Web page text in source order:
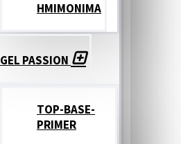
ΗΜΙΜΟΝΙΜΑ
GEL PASSION
TOP-BASE-
PRIMER